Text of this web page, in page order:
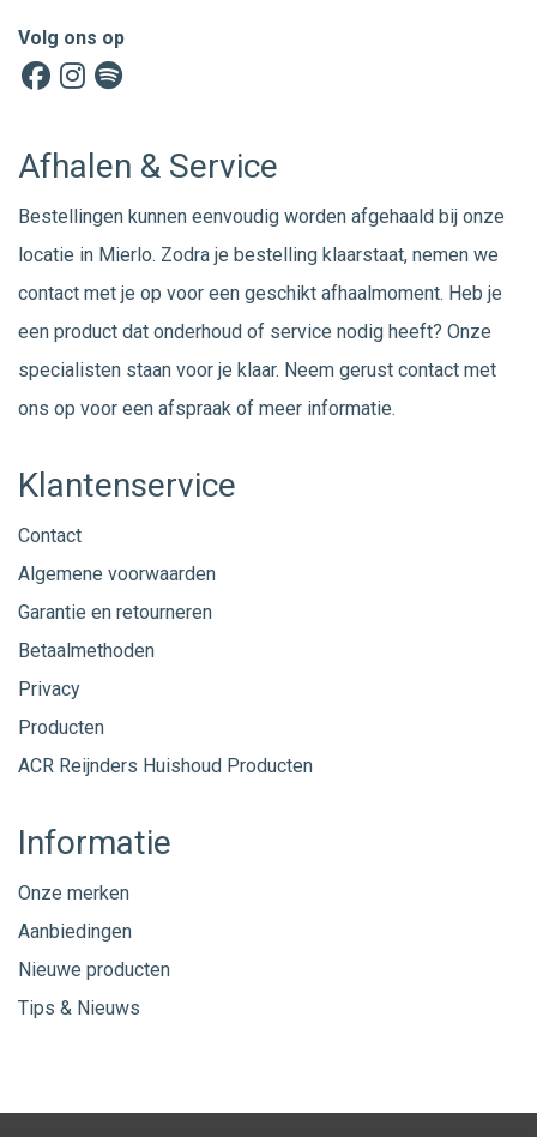
Volg ons op
Afhalen & Service
Bestellingen kunnen eenvoudig worden afgehaald bij onze
locatie in Mierlo. Zodra je bestelling klaarstaat, nemen we
contact met je op voor een geschikt afhaalmoment. Heb je
een product dat onderhoud of service nodig heeft? Onze
specialisten staan voor je klaar. Neem gerust contact met
ons op voor een afspraak of meer informatie.
Klantenservice
Contact
Algemene voorwaarden
Garantie en retourneren
Betaalmethoden
Privacy
Producten
ACR Reijnders Huishoud Producten
Informatie
Onze merken
Aanbiedingen
Nieuwe producten
Tips & Nieuws